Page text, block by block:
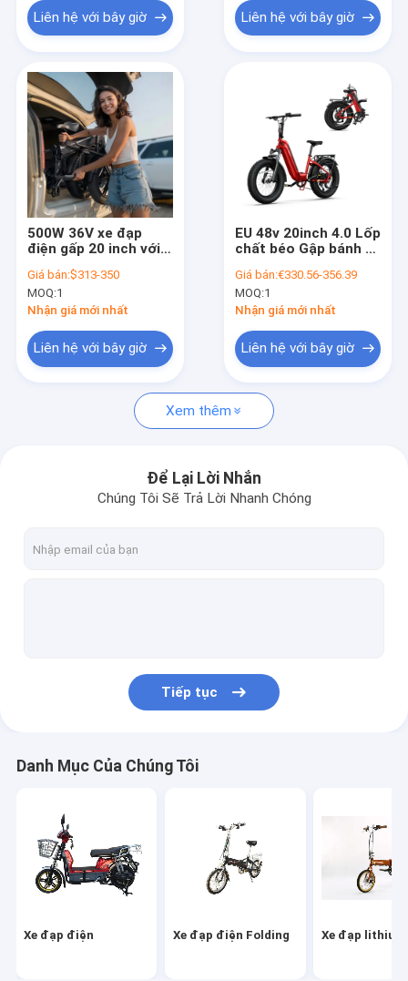
Các sản phẩm
Video
Về chúng tôi
Tham quan nhà máy
Liên hệ chúng tôi
Yêu cầu báo giá
Xe đạp lithium
Xe đạp điện trên núi
E Phân bộ xe đạp
Điện Scooter Parts
Phụ tùng xe máy điện
Liên hệ với bây giờ Liên hệ với bây giờ
500W 36V xe đạp
điện gấp 20 inch với
điện gấp nhẹ cho
người lớn đi lại /
thành phố
Giá bán:$313-350
MOQ:1
Nhận giá mới nhất
Liên hệ với bây giờ
EU 48v 20inch 4.0 Lốp
chất béo Gập bánh xe
E Bike với treo
Giá bán:€330.56-356.39
MOQ:1
Nhận giá mới nhất
Liên hệ với bây giờ
Xem thêm
Để Lại Lời Nhắn
Chúng Tôi Sẽ Trả Lời Nhanh Chóng
Tiếp tục
Danh Mục Của Chúng Tôi
Xe đạp điện Xe đạp điện Folding Xe đạp lithium